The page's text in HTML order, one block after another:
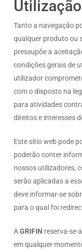
Utilização
Tanto a navegação
qualquer produto ou
pressupõe a
condições gerais de
utilizador
com o disposto na
para atividades
direitos e interesses
Este sítio web pode
poderão conter
nossos utilizadores,
serão aplicadas a
deve informar-se
para o qual foi
AGRIFIN reserva-se
em qualquer